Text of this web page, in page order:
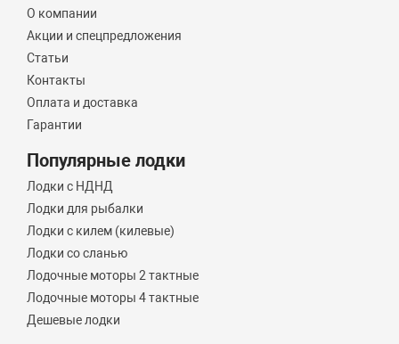
О компании
Акции и спецпредложения
Статьи
Контакты
Оплата и доставка
Гарантии
Популярные лодки
Лодки с НДНД
Лодки для рыбалки
Лодки с килем (килевые)
Лодки со сланью
Лодочные моторы 2 тактные
Лодочные моторы 4 тактные
Дешевые лодки